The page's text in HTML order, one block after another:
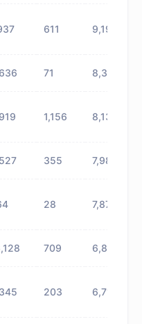
611 9,193,729
71 8,344,252
1,156 8,132,951
355 7,981,487
28 7,875,436
709 6,819,072
203 6,713,825